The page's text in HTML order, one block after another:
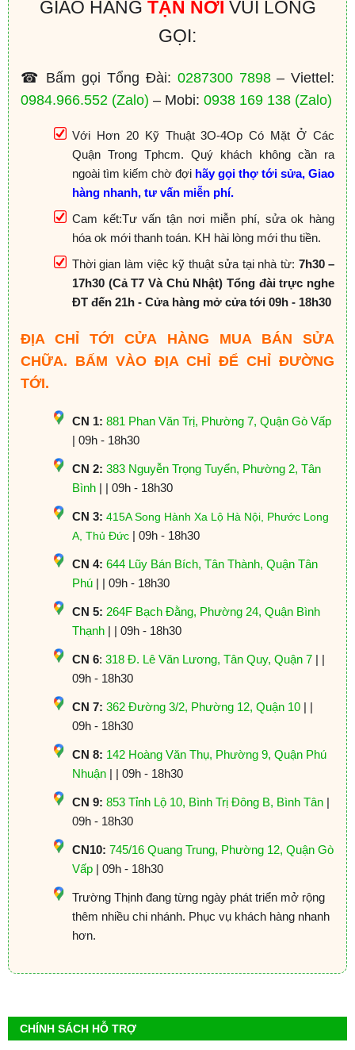
GIAO HÀNG TẬN NƠI VUI LÒNG
GỌI:
☎ Bấm gọi Tổng Đài: 0287300 7898– Viettel:
0984.966.552 (Zalo) – Mobi: 0938 169 138 (Zalo)
Với Hơn 20 Kỹ Thuật 3O-4Op Có Mặt Ở Các
Quận Trong Tphcm. Quý khách không cần ra
ngoài tìm kiếm chờ đợi hãy gọi thợ tới sửa, Giao
hàng nhanh, tư vấn miễn phí.
Cam kết:Tư vấn tận nơi miễn phí, sửa ok hàng
hóa ok mới thanh toán. KH hài lòng mới thu tiền.
Thời gian làm việc kỹ thuật sửa tại nhà từ: 7h30 –
17h30 (Cả T7 Và Chủ Nhật) Tổng đài trực nghe
ĐT đến 21h - Cửa hàng mở cửa tới 09h - 18h30
ĐỊA CHỈ TỚI CỬA HÀNG MUA BÁN SỬA
CHỮA. BẤM VÀO ĐỊA CHỈ ĐỂ CHỈ ĐƯỜNG
TỚI.
CN 1: 881 Phan Văn Trị, Phường 7, Quận Gò Vấp
| 09h - 18h30
CN 2: 383 Nguyễn Trọng Tuyển, Phường 2, Tân
Bình| | 09h - 18h30
CN 3: 415A Song Hành Xa Lộ Hà Nội, Phước Long
A, Thủ Đức| 09h - 18h30
CN 4: 644 Lũy Bán Bích, Tân Thành, Quận Tân
Phú| | 09h - 18h30
CN 5: 264F Bạch Đằng, Phường 24, Quận Bình
Thạnh| | 09h - 18h30
CN 6: 318 Đ. Lê Văn Lương, Tân Quy, Quận 7| |
09h - 18h30
CN 7: 362 Đường 3/2, Phường 12, Quận 10| |
09h - 18h30
CN 8: 142 Hoàng Văn Thụ, Phường 9, Quận Phú
Nhuận| | 09h - 18h30
CN 9: 853 Tỉnh Lộ 10, Bình Trị Đông B, Bình Tân|
09h - 18h30
CN10: 745/16 Quang Trung, Phường 12, Quận Gò
Vấp| 09h - 18h30
Trường Thịnh đang từng ngày phát triển mở rộng
thêm nhiều chi nhánh. Phục vụ khách hàng nhanh
hơn.
CHÍNH SÁCH HỖ TRỢ